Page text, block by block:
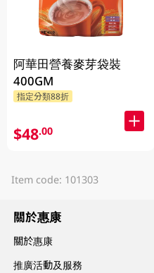
阿華田營養麥芽袋裝
400GM
指定分類88折
$48.00
Item code: 101303
關於惠康
關於惠康
推廣活動及服務